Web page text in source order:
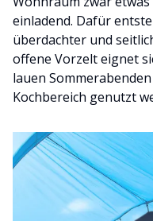
einladend. Dafür
überdachter und
offene Vorzelt eignet
lauen
Kochbereich genutzt